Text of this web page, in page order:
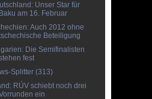
Unser Star für
Baku am 16. Februar
Auch 2012 ohne
Beteiligung
Die Semifinalisten
fest
Splitter (313)
RÚV schiebt noch drei
ein